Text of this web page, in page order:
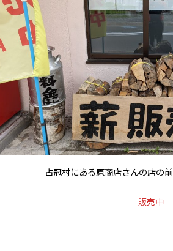
占冠村にある原商店さんの店の
販売中